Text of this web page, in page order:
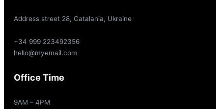
Address street 28, Catalania, Ukraine
+34 999 223492356
hello@myemail.com
Office Time
9AM – 4PM